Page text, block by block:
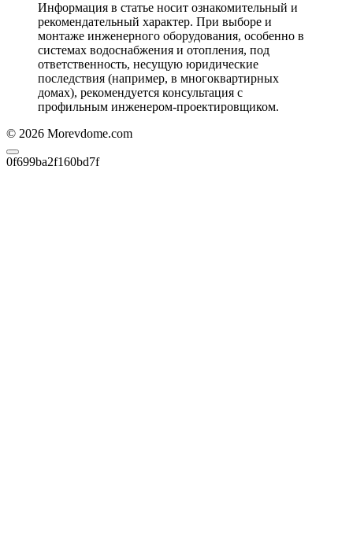
Информация в статье носит ознакомительный и
рекомендательный характер. При выборе и
монтаже инженерного оборудования, особенно в
системах водоснабжения и отопления, под
ответственность, несущую юридические
последствия (например, в многоквартирных
домах), рекомендуется консультация с
профильным инженером-проектировщиком.
© 2026 Morevdome.com
0f699ba2f160bd7f